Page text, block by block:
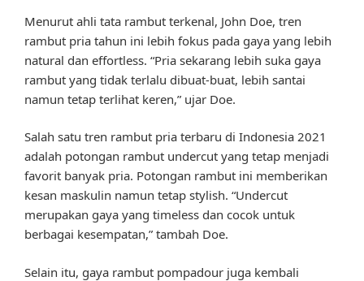
Menurut ahli tata rambut terkenal, John Doe, tren
rambut pria tahun ini lebih fokus pada gaya yang lebih
natural dan effortless. “Pria sekarang lebih suka gaya
rambut yang tidak terlalu dibuat-buat, lebih santai
namun tetap terlihat keren,” ujar Doe.
Salah satu tren rambut pria terbaru di Indonesia 2021
adalah potongan rambut undercut yang tetap menjadi
favorit banyak pria. Potongan rambut ini memberikan
kesan maskulin namun tetap stylish. “Undercut
merupakan gaya yang timeless dan cocok untuk
berbagai kesempatan,” tambah Doe.
Selain itu, gaya rambut pompadour juga kembali